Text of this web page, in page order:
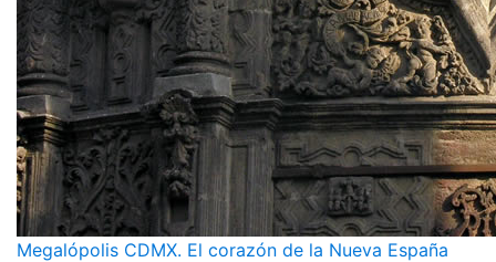
Megalópolis CDMX. El corazón de la Nueva España